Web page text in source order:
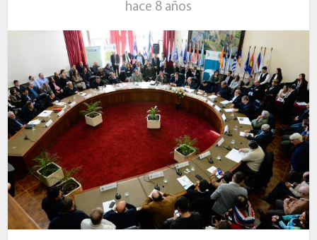
hace 8 años